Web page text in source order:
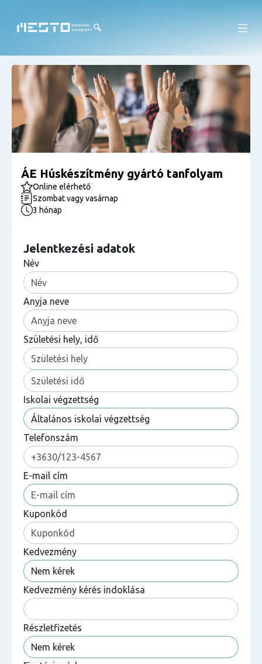
ÁE Húskészítmény gyártó tanfolyam
Online elérhető
Szombat vagy vasárnap
3 hónap
Jelentkezési adatok
Név
Anyja neve
Születési hely, idő
Iskolai végzettség
Telefonszám
E-mail cím
Kuponkód
Kedvezmény
Kedvezmény kérés indoklása
Részletfizetés